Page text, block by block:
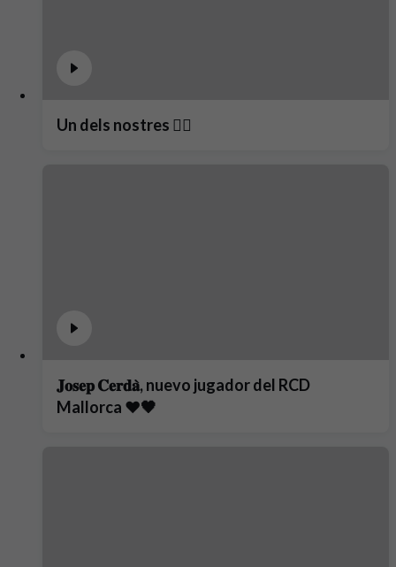
Un dels nostres ❤️‍🔥
𝐉𝐨𝐬𝐞𝐩 𝐂𝐞𝐫𝐝𝐚̀, nuevo jugador del RCD
Mallorca ❤️🖤